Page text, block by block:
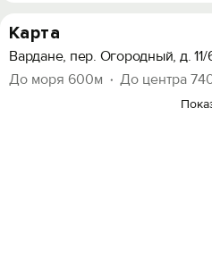
Карта
Вардане, пер. Огородный, д. 11/
До моря 600м
До центра